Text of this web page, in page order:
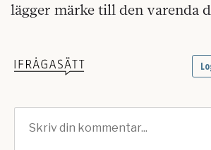
lägger märke till den varenda